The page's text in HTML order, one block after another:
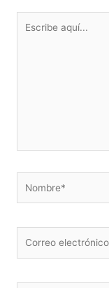
aquí...
electrónico*